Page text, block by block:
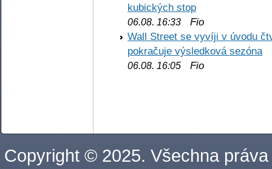
kubických stop
06.08. 16:33 Fio
Wall Street se vyvíji v úvodu
pokračuje výsledková sezóna
06.08. 16:05 Fio
Copyright © 2025. Všechna práva